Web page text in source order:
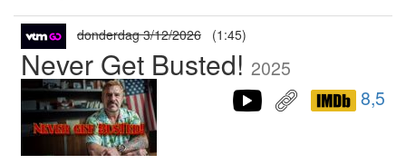
donderdag 3/12/2026 (1:45)
Never Get Busted! 2025
8,5